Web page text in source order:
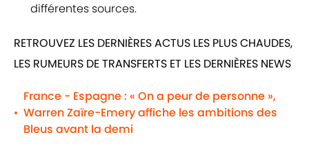
différentes sources.
RETROUVEZ LES DERNIÈRES ACTUS LES PLUS CHAUDES,
LES RUMEURS DE TRANSFERTS ET LES DERNIÈRES NEWS
•
France - Espagne : « On a peur de personne »,
Warren Zaïre-Emery affiche les ambitions des
Bleus avant la demi